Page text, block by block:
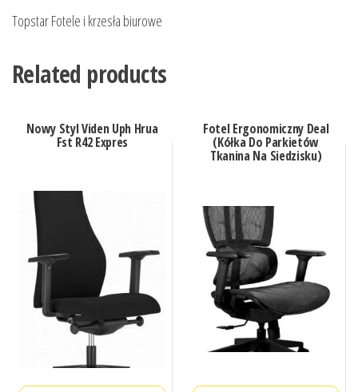
Topstar Fotele i krzesła biurowe
Related products
Nowy Styl Viden Uph Hrua
Fst R42 Expres
Fotel Ergonomiczny Deal
(Kółka Do Parkietów
Tkanina Na Siedzisku)